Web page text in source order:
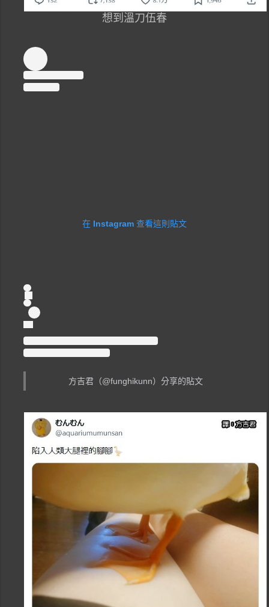
想到溫刀伍春
在 Instagram 查看這則貼文
方吉君（@funghikunn）分享的貼文